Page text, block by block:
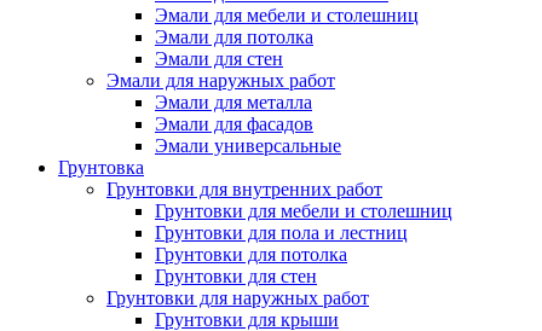
Эмали для мебели и столешниц
Эмали для потолка
Эмали для стен
Эмали для наружных работ
Эмали для металла
Эмали для фасадов
Эмали универсальные
Грунтовка
Грунтовки для внутренних работ
Грунтовки для мебели и столешниц
Грунтовки для пола и лестниц
Грунтовки для потолка
Грунтовки для стен
Грунтовки для наружных работ
Грунтовки для крыши